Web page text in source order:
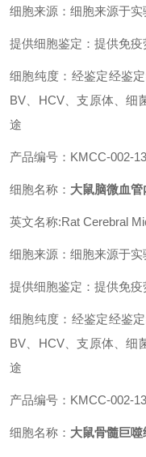
细胞来源：细胞来源于实
提供细胞鉴定：提供免
细胞纯度：经鉴定经鉴
BV、HCV、支原体、细
途
产品编号：KMCC-002-
细胞名称： 大鼠脑微血
英文名称:Rat Cerebral
细胞来源：细胞来源于实
提供细胞鉴定：提供免
细胞纯度：经鉴定经鉴
BV、HCV、支原体、细
途
产品编号：KMCC-002-
细胞名称： 大鼠骨髓巨噬